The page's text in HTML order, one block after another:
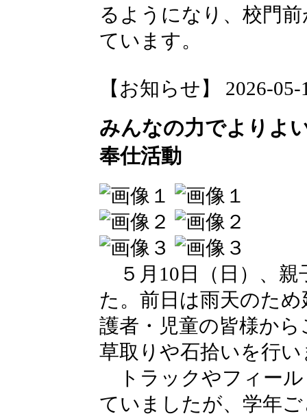
るようになり、校門
ています。
【お知らせ】 2026-
みんなの力でよりよ
奉仕活動
５月10日（日）、親
た。前日は雨天のた
護者・児童の皆様か
草取りや石拾いを行
トラックやフィール
ていましたが、学年